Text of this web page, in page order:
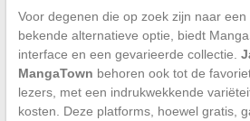
Voor degenen die op zoek zijn naar
bekende alternatieve optie, biedt
interface en een gevarieerde collectie.
MangaTown behoren ook tot de
lezers, met een indrukwekkende
kosten. Deze platforms, hoewel gratis,